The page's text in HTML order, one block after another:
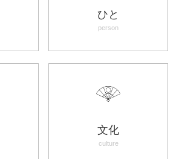
ひと
person
文化
culture